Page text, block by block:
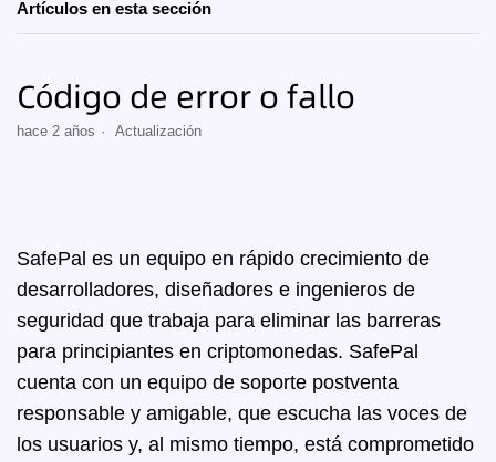
Artículos en esta sección
Código de error o fallo
hace 2 años Actualización
SafePal es un equipo en rápido crecimiento de
desarrolladores, diseñadores e ingenieros de
seguridad que trabaja para eliminar las barreras
para principiantes en criptomonedas. SafePal
cuenta con un equipo de soporte postventa
responsable y amigable, que escucha las voces de
los usuarios y, al mismo tiempo, está comprometido